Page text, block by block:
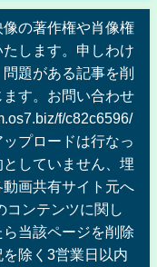
の著作権や肖像権
します。申しわけ
題がある記事を削
す。お問い合わせ
f/c82c6596/
プロードは行なっ
していません、埋
画共有サイト元へ
コンテンツに関し
当該ページを削除
除く3営業日以内